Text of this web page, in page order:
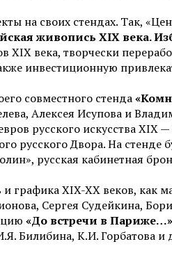
на своих стендах. Так,
живопись XIX века.
XIX века, творчески
инвестиционную
совместного стенда
Алексея Исупова и
русского искусства
русского Двора. На
русская кабинетная
XIX-XX веков, как
Сергея Судейкина,
«До встречи в Париже…»
Билибина, К.И. Горбатова и